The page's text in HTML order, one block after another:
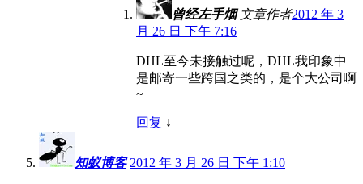
曾经左手烟 文章作者2012 年 3
月 26 日 下午 7:16
DHL至今未接触过呢，DHL我印象中
是邮寄一些跨国之类的，是个大公司啊
~
回复 ↓
知蚁博客 2012 年 3 月 26 日 下午 1:10